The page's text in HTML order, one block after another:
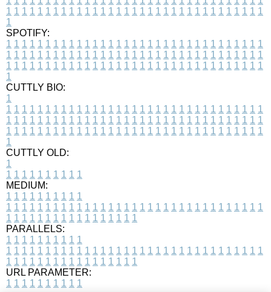
1 1 1 1 1 1 1 1 1 1 1 1 1 1 1 1 1 1 1 1 1 1 1 1 1 1 1 1 1 1 1 1 1
1
SPOTIFY:
1 1 1 1 1 1 1 1 1 1 1 1 1 1 1 1 1 1 1 1 1 1 1 1 1 1 1 1 1 1 1 1 1
1 1 1 1 1 1 1 1 1 1 1 1 1 1 1 1 1 1 1 1 1 1 1 1 1 1 1 1 1 1 1 1 1
1 1 1 1 1 1 1 1 1 1 1 1 1 1 1 1 1 1 1 1 1 1 1 1 1 1 1 1 1 1 1 1 1
1
CUTTLY BIO:
1
1 1 1 1 1 1 1 1 1 1 1 1 1 1 1 1 1 1 1 1 1 1 1 1 1 1 1 1 1 1 1 1 1
1 1 1 1 1 1 1 1 1 1 1 1 1 1 1 1 1 1 1 1 1 1 1 1 1 1 1 1 1 1 1 1 1
1 1 1 1 1 1 1 1 1 1 1 1 1 1 1 1 1 1 1 1 1 1 1 1 1 1 1 1 1 1 1 1 1
1
CUTTLY OLD:
1
1 1 1 1 1 1 1 1 1 1
MEDIUM:
1 1 1 1 1 1 1 1 1 1
1 1 1 1 1 1 1 1 1 1 1 1 1 1 1 1 1 1 1 1 1 1 1 1 1 1 1 1 1 1 1 1 1
1 1 1 1 1 1 1 1 1 1 1 1 1 1 1 1 1
PARALLELS:
1 1 1 1 1 1 1 1 1 1
1 1 1 1 1 1 1 1 1 1 1 1 1 1 1 1 1 1 1 1 1 1 1 1 1 1 1 1 1 1 1 1 1
1 1 1 1 1 1 1 1 1 1 1 1 1 1 1 1 1
URL PARAMETER:
1 1 1 1 1 1 1 1 1 1